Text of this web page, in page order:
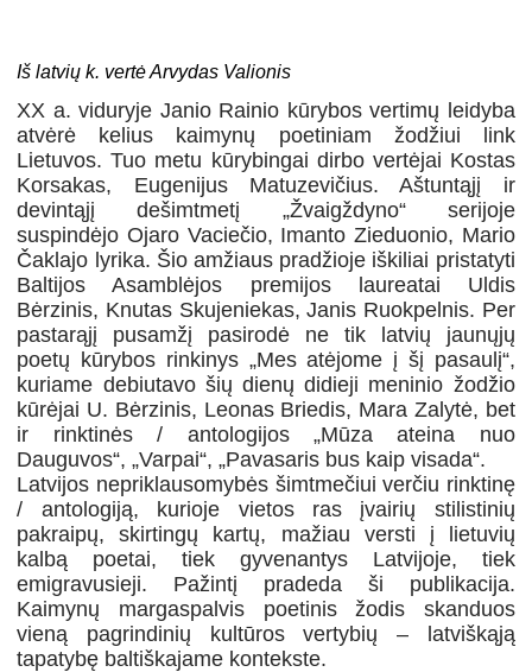
Iš latvių k. vertė Arvydas Valionis
XX a. viduryje Janio Rainio kūrybos vertimų leidyba
atvėrė kelius kaimynų poetiniam žodžiui link
Lietuvos. Tuo metu kūrybingai dirbo vertėjai Kostas
Korsakas, Eugenijus Matuzevičius. Aštuntąjį ir
devintąjį dešimtmetį „Žvaigždyno“ serijoje
suspindėjo Ojaro Vaciečio, Imanto Zieduonio, Mario
Čaklajo lyrika. Šio amžiaus pradžioje iškiliai pristatyti
Baltijos Asamblėjos premijos laureatai Uldis
Bėrzinis, Knutas Skujeniekas, Janis Ruokpelnis. Per
pastarąjį pusamžį pasirodė ne tik latvių jaunųjų
poetų kūrybos rinkinys „Mes atėjome į šį pasaulį“,
kuriame debiutavo šių dienų didieji meninio žodžio
kūrėjai U. Bėrzinis, Leonas Briedis, Mara Zalytė, bet
ir rinktinės / antologijos „Mūza ateina nuo
Dauguvos“, „Varpai“, „Pavasaris bus kaip visada“.
Latvijos nepriklausomybės šimtmečiui verčiu rinktinę
/ antologiją, kurioje vietos ras įvairių stilistinių
pakraipų, skirtingų kartų, mažiau versti į lietuvių
kalbą poetai, tiek gyvenantys Latvijoje, tiek
emigravusieji. Pažintį pradeda ši publikacija.
Kaimynų margaspalvis poetinis žodis skanduos
vieną pagrindinių kultūros vertybių – latviškąją
tapatybę baltiškajame kontekste.